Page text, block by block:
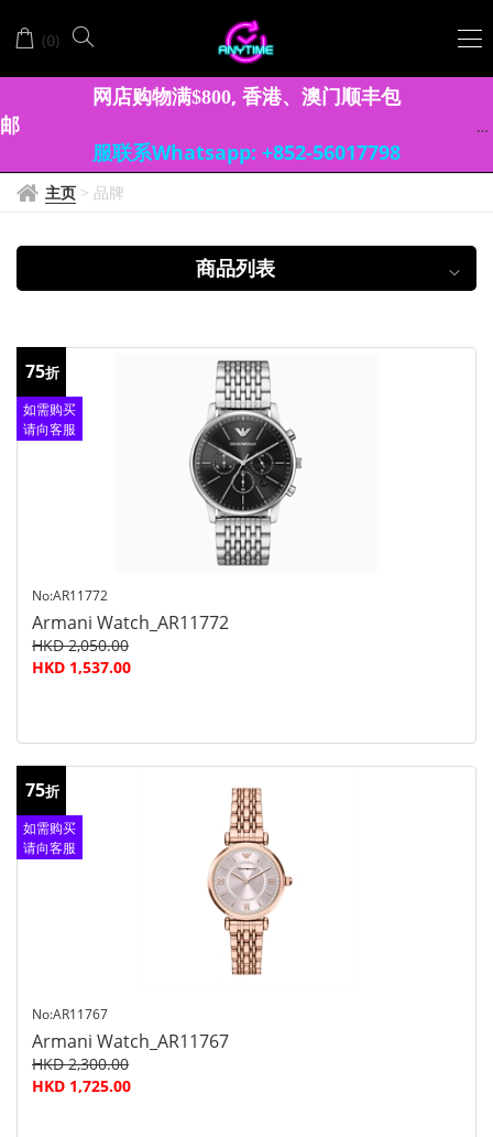
EMPORIO
ARMANI
(0)
网店购物满$800, 香港、澳门顺丰包
邮
服联系Whatsapp: +852-56017798
主页 > 品牌
商品列表
75折
如需购买
请向客服
No:AR11772
Armani Watch_AR11772
HKD 2,050.00
HKD 1,537.00
75折
如需购买
请向客服
No:AR11767
Armani Watch_AR11767
HKD 2,300.00
HKD 1,725.00